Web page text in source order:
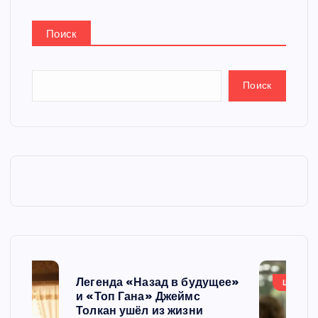
Поиск
Поиск
Легенда «Назад в будущее»
и «Топ Гана» Джеймс
Толкан ушёл из жизни